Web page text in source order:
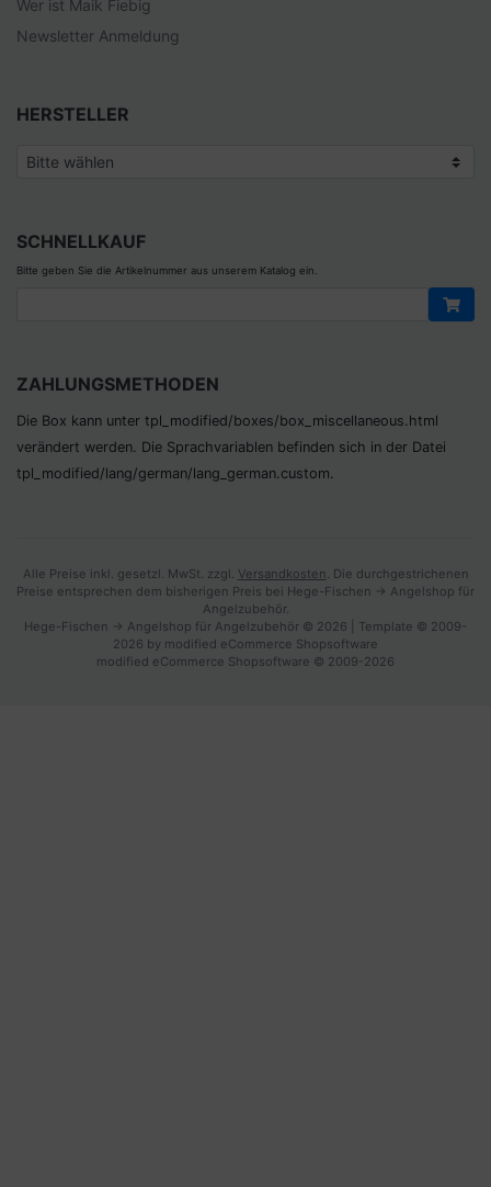
Wer ist Maik Fiebig
Newsletter Anmeldung
HERSTELLER
SCHNELLKAUF
Bitte geben Sie die Artikelnummer aus unserem Katalog ein.
ZAHLUNGSMETHODEN
Die Box kann unter tpl_modified/boxes/­box_miscellaneous.html
verändert werden. Die Sprachvariablen befinden sich in der Datei
tpl_modified/lang/­german/lang_german.custom.
Alle Preise inkl. gesetzl. MwSt. zzgl. Versandkosten . Die durchgestrichenen
Preise entsprechen dem bisherigen Preis bei Hege-Fischen -> Angelshop für
Angelzubehör.
Hege-Fischen -> Angelshop für Angelzubehör © 2026 | Template © 2009-
2026 by modified eCommerce Shopsoftware
modified eCommerce Shopsoftware © 2009-2026